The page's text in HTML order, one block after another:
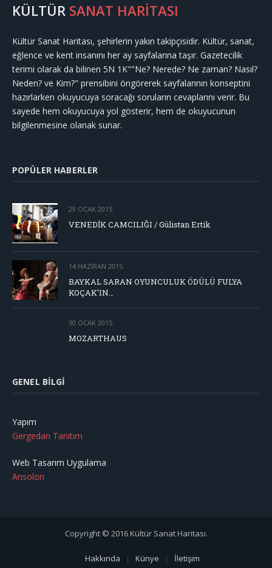
KÜLTÜR SANAT HARİTASI
Kültür Sanat Haritası, şehirlerin yakın takipçisidir. Kültür, sanat,
eğlence ve kent insanını her ay sayfalarına taşır. Gazetecilik
terimi olarak da bilinen 5N 1K""Ne? Nerede? Ne zaman? Nasıl?
Neden? ve Kim?" prensibini öngörerek sayfalarının konseptini
hazırlarken okuyucuya soracağı soruların cevaplarını verir. Bu
sayede hem okuyucuya yol gösterir, hem de okuyucunun
bilgilenmesine olanak sunar.
POPÜLER HABERLER
29 OCAK 2015
VENEDİK CAMCILIĞI / Gülistan Ertik
14 HAZIRAN 2015
BAYKAL SARAN OYUNCULUK ÖDÜLÜ FULYA
KOÇAK’IN…
30 OCAK 2015
MOZARTHAUS
GENEL BILGI
Yapım
Gergedan Tanıtım
Web Tasarım Uygulama
Ansolon
Copyright © 2016 Kültür Sanat Haritası.
Hakkında Künye İletişim